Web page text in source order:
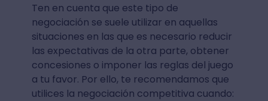
Ten en cuenta que este tipo de
negociación se suele utilizar en aquellas
situaciones en las que es necesario reducir
las expectativas de la otra parte, obtener
concesiones o imponer las reglas del juego
a tu favor. Por ello, te recomendamos que
utilices la negociación competitiva cuando: